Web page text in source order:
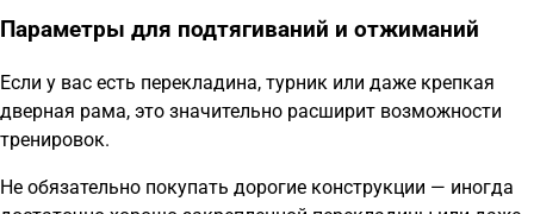
Параметры для подтягиваний и отжиманий
Если у вас есть перекладина, турник или даже крепкая
дверная рама, это значительно расширит возможности
тренировок.
Не обязательно покупать дорогие конструкции — иногда